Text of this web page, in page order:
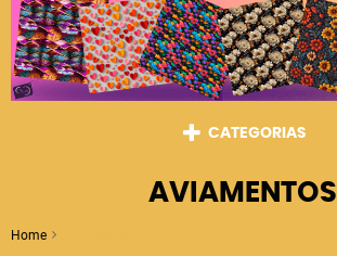
CATEGORIAS
AVIAMENTOS
Home